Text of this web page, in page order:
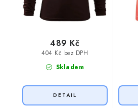
Skladem
404 Kč bez DPH
489 Kč